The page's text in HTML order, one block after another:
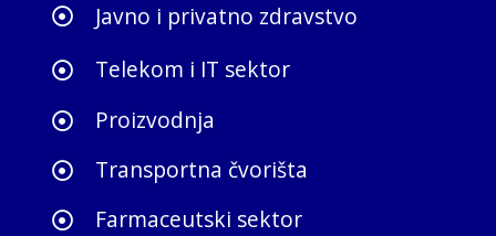
Javno i privatno zdravstvo
Telekom i IT sektor
Proizvodnja
Transportna čvorišta
Farmaceutski sektor